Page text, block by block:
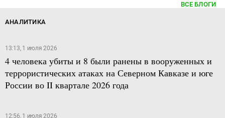
ВСЕ БЛОГИ
АНАЛИТИКА
13:13, 1 июля 2026
4 человека убиты и 8 были ранены в вооруженных и
террористических атаках на Северном Кавказе и юге
России во II квартале 2026 года
12:56, 1 июля 2026